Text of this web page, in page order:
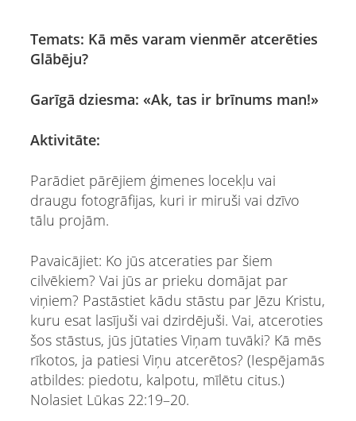
Temats: Kā mēs varam vienmēr atcerēties
Glābēju?
Garīgā dziesma: «Ak, tas ir brīnums man!»
Aktivitāte:
Parādiet pārējiem ģimenes locekļu vai
draugu fotogrāfijas, kuri ir miruši vai dzīvo
tālu projām.
Pavaicājiet: Ko jūs atceraties par šiem
cilvēkiem? Vai jūs ar prieku domājat par
viņiem? Pastāstiet kādu stāstu par Jēzu Kristu,
kuru esat lasījuši vai dzirdējuši. Vai, atceroties
šos stāstus, jūs jūtaties Viņam tuvāki? Kā mēs
rīkotos, ja patiesi Viņu atcerētos? (Iespējamās
atbildes: piedotu, kalpotu, mīlētu citus.)
Nolasiet Lūkas 22:19–20.